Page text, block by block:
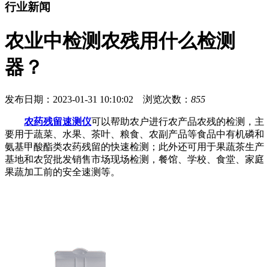
行业新闻
农业中检测农残用什么检测
器？
发布日期：2023-01-31 10:10:02 浏览次数： 855
农药残留速测仪可以帮助农户进行农产品农残的检测，主
要用于蔬菜、水果、茶叶、粮食、农副产品等食品中有机磷和
氨基甲酸酯类农药残留的快速检测；此外还可用于果蔬茶生产
基地和农贸批发销售市场现场检测，餐馆、学校、食堂、家庭
果蔬加工前的安全速测等。